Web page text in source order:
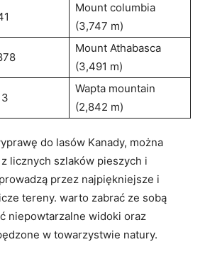
Mount ‍columbia
(3,747 m)
Mount Athabasca
(3,491 m)
Wapta‌ mountain ​
(2,842 m)
do lasów Kanady,⁤ można
licznych szlaków pieszych i
przez najpiękniejsze i
tereny. ​warto zabrać ze ⁣sobą
niepowtarzalne widoki oraz
w towarzystwie ​natury.